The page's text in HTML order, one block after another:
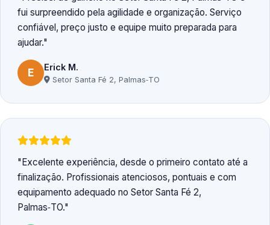
fui surpreendido pela agilidade e organização. Serviço
confiável, preço justo e equipe muito preparada para
ajudar.
E Erick M.
Setor Santa Fé 2, Palmas‑TO
Excelente experiência, desde o primeiro contato até a
finalização. Profissionais atenciosos, pontuais e com
equipamento adequado no Setor Santa Fé 2,
Palmas‑TO.